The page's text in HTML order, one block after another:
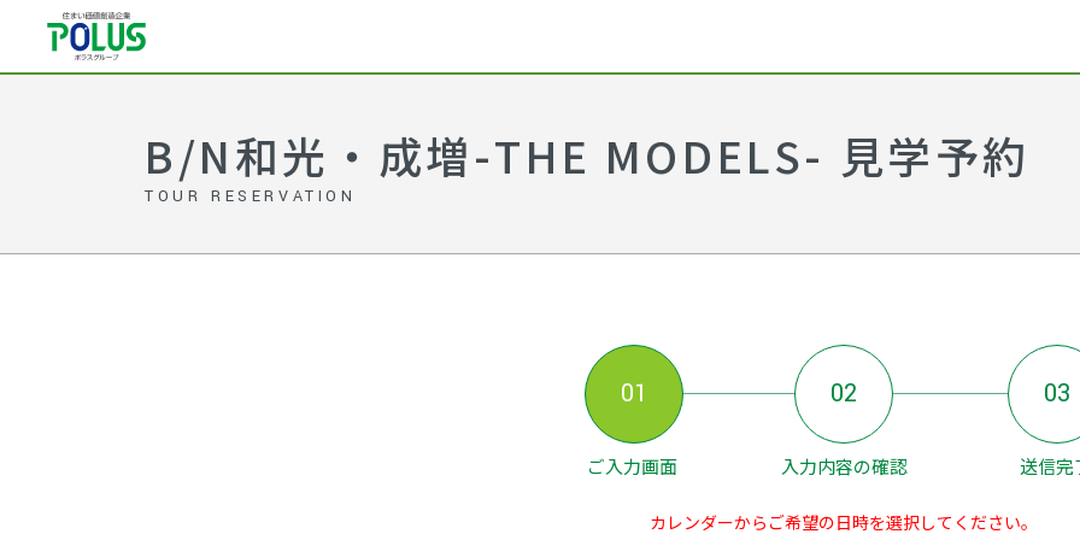
B/N和光・成増-THE MODELS- 見学予約
TOUR RESERVATION
01
ご入力画面
02
入力内容の確認
03
送信完
カレンダーからご希望の日時を選択してください。